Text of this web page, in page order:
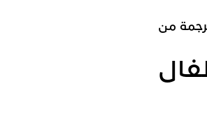
من